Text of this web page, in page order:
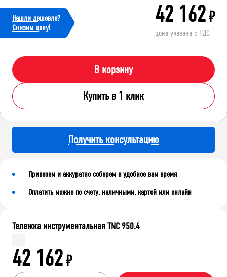
Нашли дешевле?
Cнизим цену!
42 162₽
цена указана с НДС
В корзину
Купить в 1 клик
Получить консультацию
Привезем и аккуратно соберем в удобное вам время
Оплатить можно по счету, наличными, картой или онлайн
Тележка инструментальная TNC 950.4
-
42 162₽